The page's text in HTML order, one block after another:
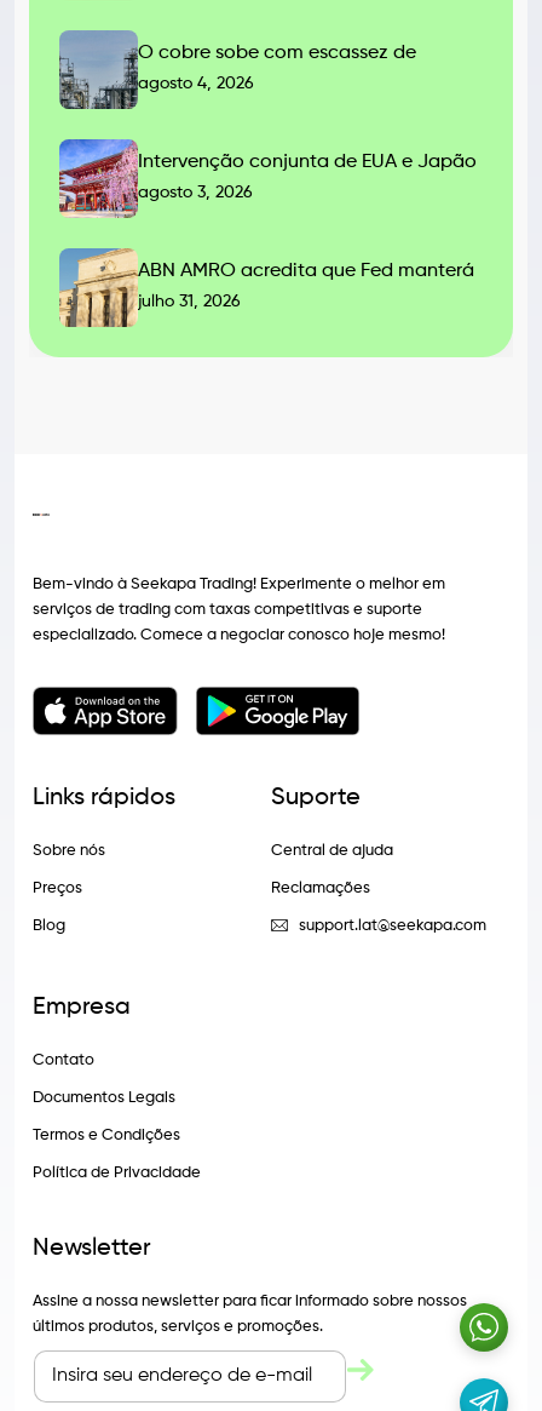
O cobre sobe com escassez de
agosto 4, 2026
Intervenção conjunta de EUA e Japão
agosto 3, 2026
ABN AMRO acredita que Fed manterá
julho 31, 2026
Bem-vindo à Seekapa Trading! Experimente o melhor em
serviços de trading com taxas competitivas e suporte
especializado. Comece a negociar conosco hoje mesmo!
Links rápidos
Sobre nós
Preços
Blog
Suporte
Central de ajuda
Reclamações
support.lat@seekapa.com
Empresa
Contato
Documentos Legais
Termos e Condições
Política de Privacidade
Newsletter
Assine a nossa newsletter para ficar informado sobre nossos
últimos produtos, serviços e promoções.